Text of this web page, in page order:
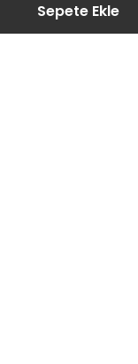
Sepete Ekle